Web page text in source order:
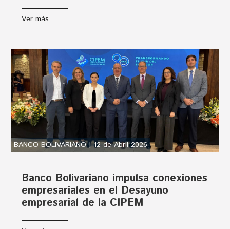
Ver más
BANCO BOLIVARIANO | 12 de Abril 2026
Banco Bolivariano impulsa conexiones
empresariales en el Desayuno
empresarial de la CIPEM